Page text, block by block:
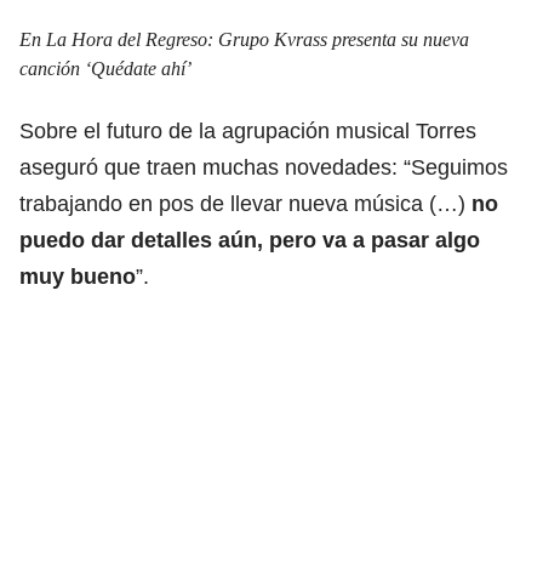
En La Hora del Regreso: Grupo Kvrass presenta su nueva
canción ‘Quédate ahí’
Sobre el futuro de la agrupación musical Torres
aseguró que traen muchas novedades: “Seguimos
trabajando en pos de llevar nueva música (…) no
puedo dar detalles aún, pero va a pasar algo
muy bueno”.